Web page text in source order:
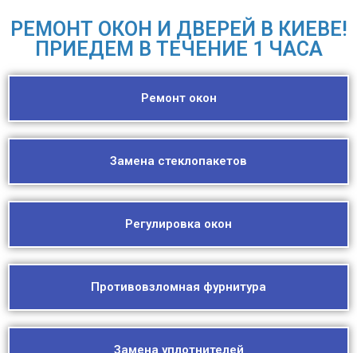
РЕМОНТ ОКОН И ДВЕРЕЙ В КИЕВЕ!
ПРИЕДЕМ В ТЕЧЕНИЕ 1 ЧАСА
Ремонт окон
Замена стеклопакетов
Регулировка окон
Противовзломная фурнитура
Замена уплотнителей